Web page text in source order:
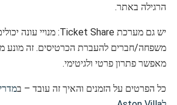
הרגילה באתר.
משפחה/חברים להעברת הכרטיסים. זה מונע
מאפשר פתרון פרטי ולגיטימי.
כל הפרטים על הזמנים והאיך זה עובד – ב